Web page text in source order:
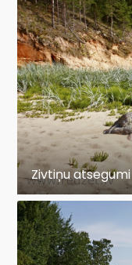
Zivtiņu atsegumi